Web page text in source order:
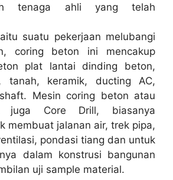
tenaga ahli yang telah
suatu pekerjaan melubangi
coring beton ini mencakup
plat lantai dinding beton,
tanah, keramik, ducting AC,
Mesin coring beton atau
juga Core Drill, biasanya
membuat jalanan air, trek pipa,
pondasi tiang dan untuk
dalam konstrusi bangunan
uji sample material.